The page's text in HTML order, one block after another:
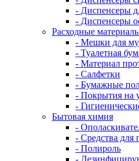
- Диспенсеры
- Диспенсеры
Расходные
- Мешки для
- Туалетная
- Материал
- Салфетки
- Бумажные
- Покрытия на
-
Бытовая химия
-
- Средства для
- Полироль
-